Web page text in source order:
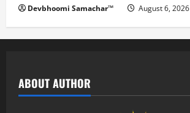
Devbhoomi Samachar™ August 6, 2026
ABOUT AUTHOR